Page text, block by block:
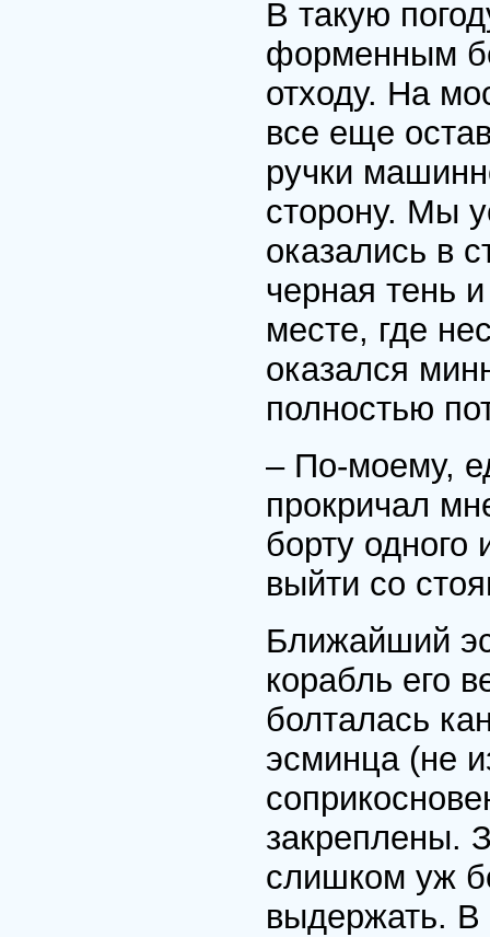
В такую
форменным
отходу. На
все еще
ручки
сторону. Мы
оказались в
черная тень
месте, где
оказался
полностью
– По-моему,
прокричал
борту
выйти со
Ближайший
корабль его
болталась
эсминца (не
закреплены.
слишком уж
выдержать. В